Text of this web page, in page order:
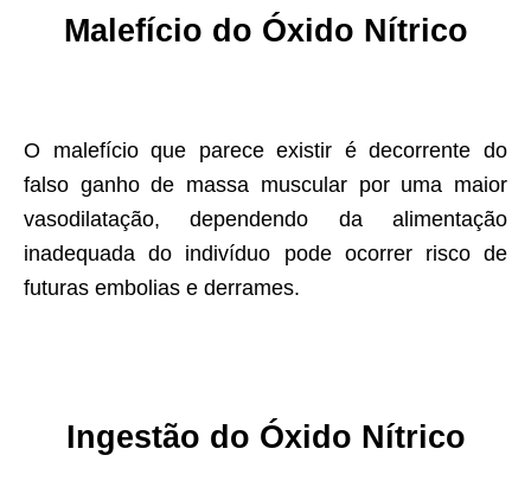
Malefício do Óxido Nítrico
O malefício que parece existir é decorrente do
falso ganho de massa muscular por uma maior
vasodilatação, dependendo da alimentação
inadequada do indivíduo pode ocorrer risco de
futuras embolias e derrames.
Ingestão do Óxido Nítrico